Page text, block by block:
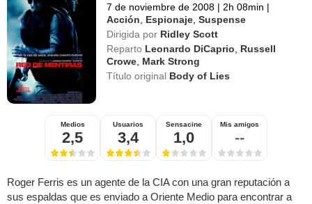
7 de noviembre de 2008 | 2h 08min |
Acción
Espionaje ,Suspense
Dirigida por Ridley Scott
Reparto Leonardo DiCaprio
Russell
Crowe Mark Strong
Título original Body of Lies
Medios
2,5
Usuarios
3,4
Sensacine
1,0
Mis amigos
--
Roger Ferris es un agente de la CIA con una gran reputación a
sus espaldas que es enviado a Oriente Medio para encontrar a